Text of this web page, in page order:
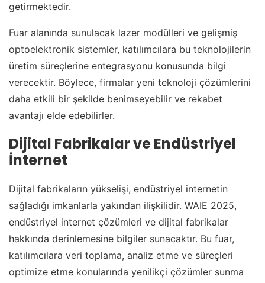
getirmektedir.
Fuar alanında sunulacak lazer modülleri ve gelişmiş
optoelektronik sistemler, katılımcılara bu teknolojilerin
üretim süreçlerine entegrasyonu konusunda bilgi
verecektir. Böylece, firmalar yeni teknoloji çözümlerini
daha etkili bir şekilde benimseyebilir ve rekabet
avantajı elde edebilirler.
Dijital Fabrikalar ve Endüstriyel
İnternet
Dijital fabrikaların yükselişi, endüstriyel internetin
sağladığı imkanlarla yakından ilişkilidir. WAIE 2025,
endüstriyel internet çözümleri ve dijital fabrikalar
hakkında derinlemesine bilgiler sunacaktır. Bu fuar,
katılımcılara veri toplama, analiz etme ve süreçleri
optimize etme konularında yenilikçi çözümler sunma